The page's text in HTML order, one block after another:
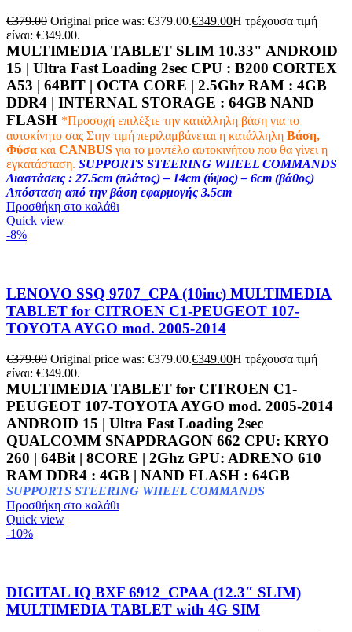
€379.00 Original price was: €379.00.€349.00Η τρέχουσα τιμή
είναι: €349.00.
MULTIMEDIA TABLET SLIM 10.33" ANDROID
15 | Ultra Fast Loading 2sec CPU : B200 CORTEX
A53 | 64BIT | OCTA CORE | 2.5Ghz RAM : 4GB
DDR4 | INTERNAL STORAGE : 64GB NAND
FLASH *Προσοχή επιλέξτε την κατάλληλη βάση για το
αυτοκίνητο σας Στην τιμή περιλαμβάνεται η κατάλληλη Βάση,
Φύσα και CANBUS για το μοντέλο αυτοκινήτου που θα γίνει η
εγκατάσταση. SUPPORTS STEERING WHEEL COMMANDS
Διαστάσεις : 27.5cm (πλάτος) – 14cm (ύψος) – 6cm (βάθος)
Απόσταση από την βάση εφαρμογής 3.5cm
Προσθήκη στο καλάθι
Quick view
-8%
LENOVO SSQ 9707_CPA (10inc) MULTIMEDIA
TABLET for CITROEN C1-PEUGEOT 107-
TOYOTA AYGO mod. 2005-2014
€379.00 Original price was: €379.00.€349.00Η τρέχουσα τιμή
είναι: €349.00.
MULTIMEDIA TABLET for CITROEN C1-
PEUGEOT 107-TOYOTA AYGO mod. 2005-2014
ANDROID 15 | Ultra Fast Loading 2sec
QUALCOMM SNAPDRAGON 662 CPU: KRYO
260 | 64Bit | 8CORE | 2Ghz GPU: ADRENO 610
RAM DDR4 : 4GB | NAND FLASH : 64GB
SUPPORTS STEERING WHEEL COMMANDS
Προσθήκη στο καλάθι
Quick view
-10%
DIGITAL IQ BXF 6912_CPAA (12.3″ SLIM)
MULTIMEDIA TABLET with 4G SIM